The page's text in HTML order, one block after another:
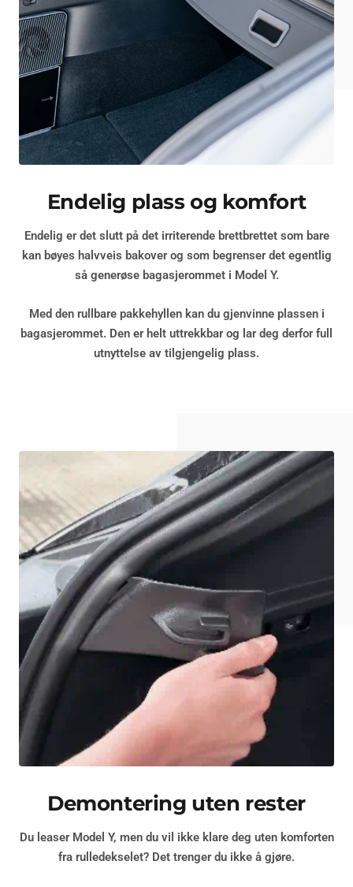
Endelig plass og komfort
Endelig er det slutt på det irriterende brettbrettet som bare
kan bøyes halvveis bakover og som begrenser det egentlig
så generøse bagasjerommet i Model Y.
Med den rullbare pakkehyllen kan du gjenvinne plassen i
bagasjerommet. Den er helt uttrekkbar og lar deg derforfull
utnyttelse av tilgjengelig plass.
Demontering uten rester
Du leaser Model Y, men du vil ikke klare deg uten komforten
fra rulledekselet? Det trenger du ikke å gjøre.